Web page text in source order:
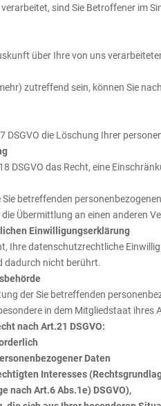
sind Sie Betroffener im
über Ihre von uns
zutreffend sein, können Sie
DSGVO die Löschung Ihrer
DSGVO das Recht, eine
betreffenden
Übermittlung an einen anderen
Einwilligungserklärung
Ihre datenschutzrechtliche
dadurch nicht berührt.
der Sie betreffenden
in dem Mitgliedstaat
nach Art.21 DSGVO:
Daten
Interesses
nach Art.6 Abs.1e) DSGVO),